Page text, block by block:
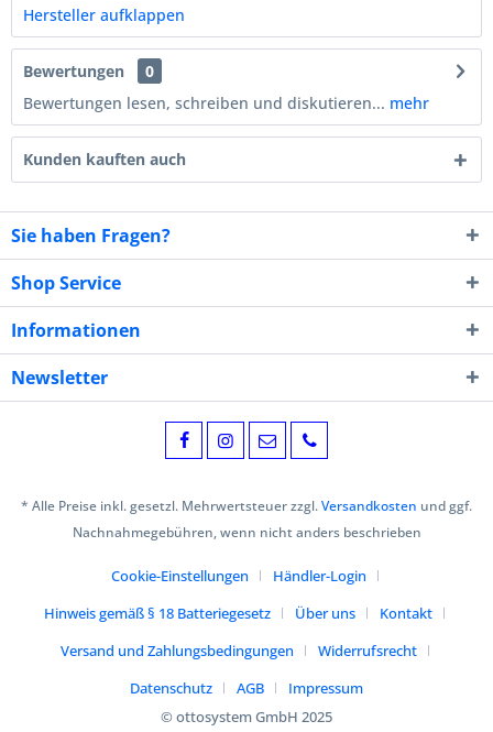
Hersteller aufklappen
Bewertungen
0
Bewertungen lesen, schreiben und diskutieren... mehr
Kunden kauften auch
Sie haben Fragen?
Shop Service
Informationen
Newsletter
* Alle Preise inkl. gesetzl. Mehrwertsteuer zzgl.Versandkosten und ggf.
Nachnahmegebühren, wenn nicht anders beschrieben
Cookie-Einstellungen
Händler-Login
Hinweis gemäß § 18 Batteriegesetz
Über uns
Kontakt
Versand und Zahlungsbedingungen
Widerrufsrecht
Datenschutz
AGB
Impressum
© ottosystem GmbH 2025